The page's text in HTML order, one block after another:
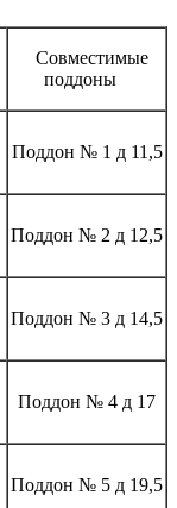
Совместимые
поддоны
Поддон № 1 д 11,5
Поддон № 2 д 12,5
Поддон № 3 д 14,5
Поддон № 4 д 17
Поддон № 5 д 19,5